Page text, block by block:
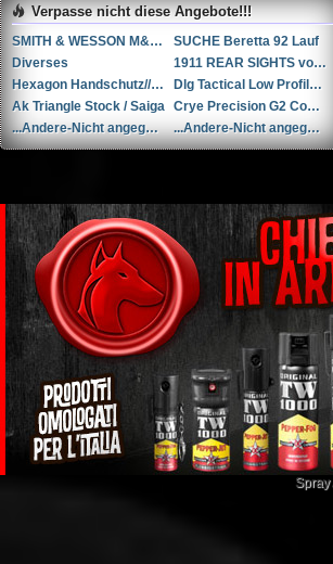
Verpasse nicht diese Angebote!!!
SMITH & WESSON M&P 9-M2.0 PERFORMANCE CENTER 5” Ported
SUCHE Beretta 92 Lauf
Diverses
1911 REAR SIGHTS von NOVAK
Hexagon Handschutz// AK / Saiga
Dlg Tactical Low Profile Folding Visier-Set // NEU in der Verpackung
Ak Triangle Stock / Saiga
Crye Precision G2 Combat Pants (30R)
...Andere-Nicht angegeben Rohm mod. 17 .38 Special / 9x29mmR
...Andere-Nicht angegeben Liège cal. 12 12